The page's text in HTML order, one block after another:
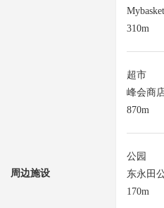
周边施设
310m
超市
峰会商
870m
公园
东永田
170m